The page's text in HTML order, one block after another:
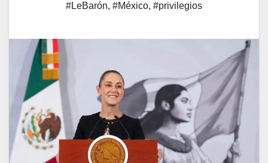
#LeBarón, #México, #privilegios